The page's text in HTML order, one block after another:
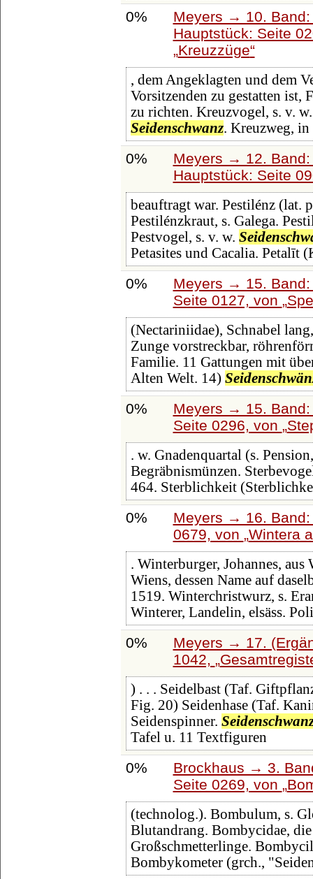
0%
Meyers → 10.
Hauptstück: Seite
Kreuzzüge
, dem Angeklagten und dem
Vorsitzenden zu gestatten ist,
zu richten. Kreuzvogel, s. v.
Seidenschwanz. Kreuzweg, in
0%
Meyers → 12.
Hauptstück: Seite
beauftragt war. Pestilénz (lat.
Pestilénzkraut, s. Galega.
Pestvogel, s. v. w.
Petasites und Cacalia. Petalīt
0%
Meyers → 15.
Seite 0127, von
(Nectariniidae), Schnabel
Zunge vorstreckbar,
Familie. 11 Gattungen mit
Alten Welt. 14)
0%
Meyers → 15.
Seite 0296, von
. w. Gnadenquartal (s.
Begräbnismünzen.
464. Sterblichkeit
0%
Meyers → 16.
0679, von Wintera
. Winterburger, Johannes,
Wiens, dessen Name auf
1519. Winterchristwurz, s.
Winterer, Landelin, elsäss.
0%
Meyers → 17.
1042,
) . . . Seidelbast (Taf.
Fig. 20) Seidenhase (Taf.
Seidenspinner.
Tafel u. 11 Textfiguren
0%
Brockhaus → 3.
Seite 0269, von
(technolog.). Bombulum, s.
Blutandrang. Bombycidae,
Großschmetterlinge.
Bombykometer (grch.,